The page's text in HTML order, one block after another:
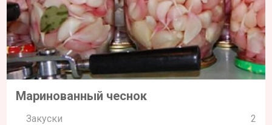
Маринованный чеснок
Закуски 2